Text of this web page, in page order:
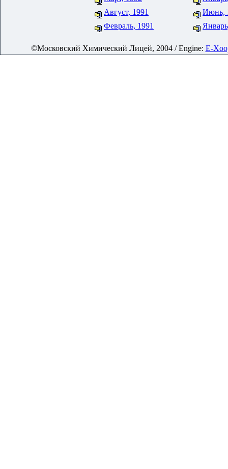
Август, 1991
Июнь,
Февраль, 1991
©Московский Химический Лицей, 2004 / Engine: E-